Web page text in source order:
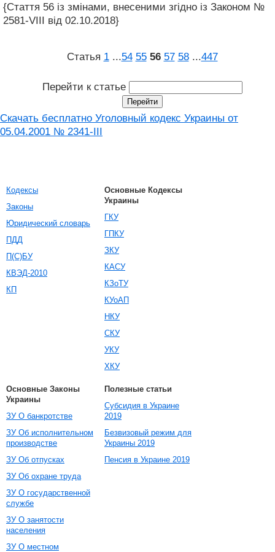
{Стаття 56 із змінами, внесеними згідно із Законом №
2581-VIII від 02.10.2018}
Статья 1 ...54 55 56 57 58 ...447
Перейти к статье
Скачать бесплатно Уголовный кодекс Украины от
05.04.2001 № 2341-III
Кодексы
Законы
Юридический словарь
ПДД
П(С)БУ
КВЭД-2010
КП
Основные Кодексы
Украины
ГКУ
ГПКУ
ЗКУ
КАСУ
КЗоТУ
КУоАП
НКУ
СКУ
УКУ
ХКУ
Основные Законы
Украины
ЗУ О банкротстве
ЗУ Об исполнительном
производстве
ЗУ Об отпусках
ЗУ Об охране труда
ЗУ О государственной
службе
ЗУ О занятости
населения
ЗУ О местном
Полезные статьи
Субсидия в Украине
2019
Безвизовый режим для
Украины 2019
Пенсия в Украине 2019